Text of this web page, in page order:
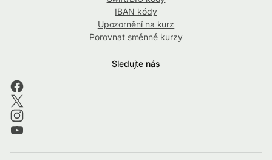
IBAN kódy
Upozornění na kurz
Porovnat směnné kurzy
Sledujte nás